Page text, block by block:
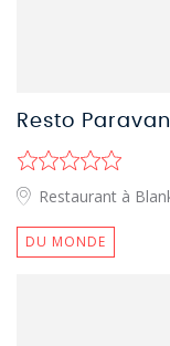
Resto
Restaurant à
DU MONDE